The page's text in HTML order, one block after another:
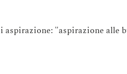
"aspirazione alle